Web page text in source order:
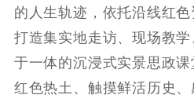
的人生轨迹，依托沿线红色
打造集实地走访、现场教
于一体的沉浸式实景思政
红色热土、触摸鲜活历史